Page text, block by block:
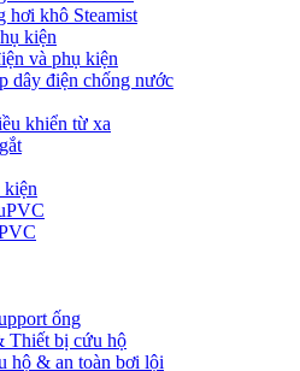
hơi khô Steamist
kiện
và phụ kiện
dây điện chống nước
khiển từ xa
kiện
ống
Thiết bị cứu hộ
hộ & an toàn bơi lội